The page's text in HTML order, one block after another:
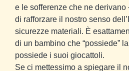
e le sofferenze che ne
di rafforzare il nostro senso
sicurezze materiali. È
di un bambino che “possiede”
possiede i suoi giocattoli.
Se ci mettessimo a spiegare il